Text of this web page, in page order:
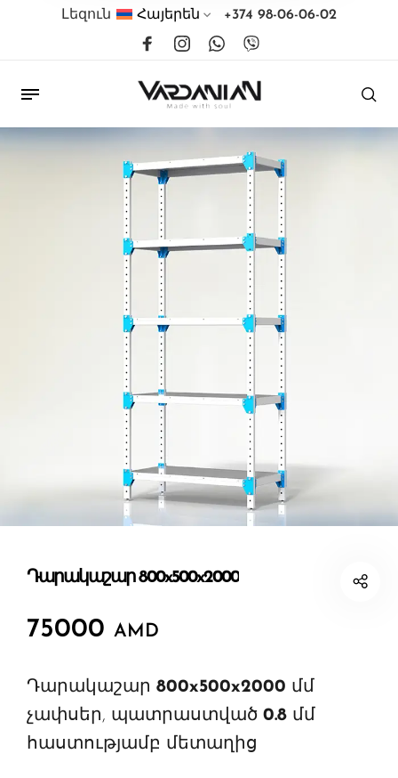
Լեզուն Հայերեն +374 98-06-06-02
Դարակաշար 800x500x2000
75000 AMD
Դարակաշար 800x500x2000 մմ
չափսեր, պատրաստված 0.8 մմ
հաստությամբ մետաղից